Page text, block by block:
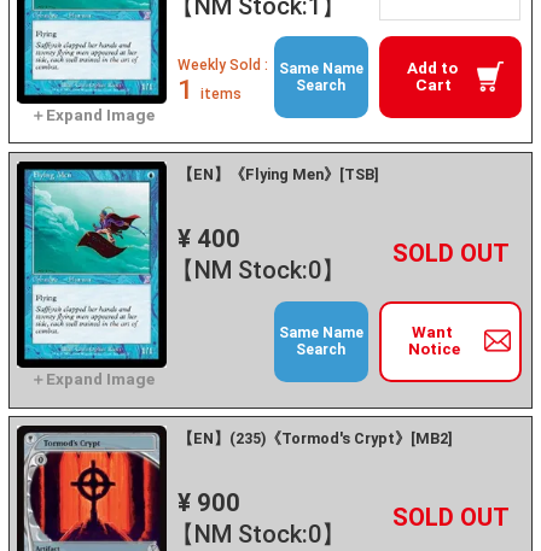
【NM Stock:1】
Add to
Cart
Weekly Sold :
1 items
Same Name
Search
【EN】《Flying Men》[TSB]
¥ 400
【NM Stock:0】
－ +
Want
Notice
Same Name
Search
【EN】(235)《Tormod's Crypt》[MB2]
¥ 900
【NM Stock:0】
－ +